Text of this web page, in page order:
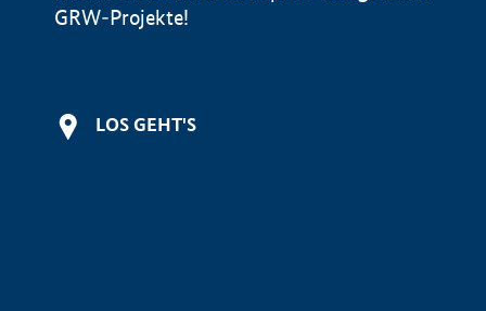
GRW-Projekte!
LOS GEHT'S